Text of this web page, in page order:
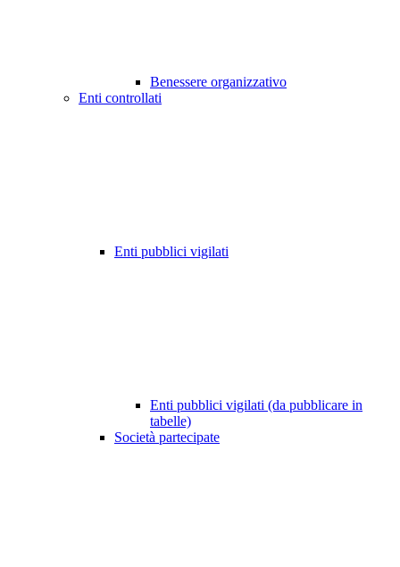
Benessere organizzativo
Enti controllati
Enti pubblici vigilati
Enti pubblici vigilati (da pubblicare in
tabelle)
Società partecipate